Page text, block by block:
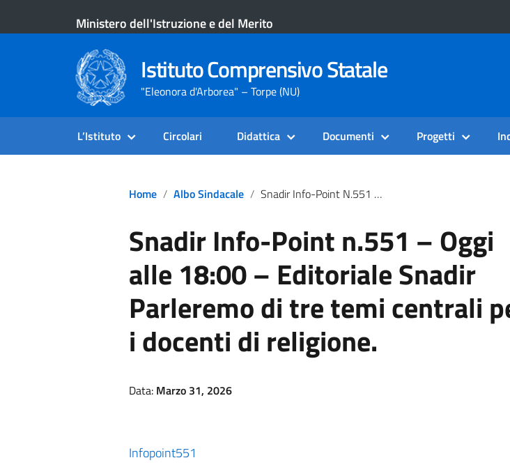
Ministero dell'Istruzione e del Merito
Istituto Comprensivo Statale
"Eleonora d'Arborea" – Torpe (NU)
L’Istituto Circolari Didattica Documenti Progetti
Home Albo Sindacale Snadir Info-Point N.551 – Oggi Alle 18:00 – Editoriale Snadir Parleremo Di Tre Temi Centrali Per I Docenti Di Religione.
Snadir Info-Point n.551 – Oggi
alle 18:00 – Editoriale Snadir
Parleremo di tre temi centrali
i docenti di religione.
Data: Marzo 31, 2026
Infopoint551